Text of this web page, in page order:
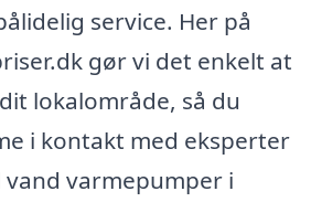
service. Her på
gør vi det enkelt at
lokalområde, så du
i kontakt med eksperter
varmepumper i